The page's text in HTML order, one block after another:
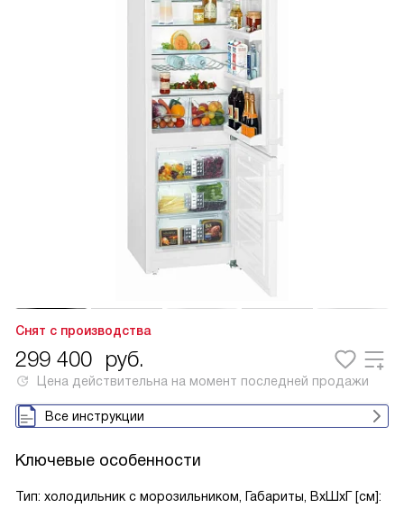
Снят с производства
299 400 руб.
Цена действительна на момент последней продажи
Все инструкции
Ключевые особенности
Тип: холодильник с морозильником, Габариты, ВxШxГ [см]: